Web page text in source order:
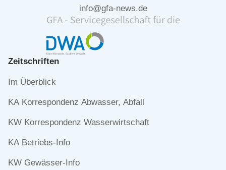
info@gfa-news.de
Zeitschriften
Navigation
Im Überblick
KA Korrespondenz Abwasser, Abfall
KW Korrespondenz Wasserwirtschaft
KA Betriebs-Info
KW Gewässer-Info